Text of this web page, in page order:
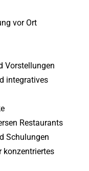
vor Ort
Vorstellungen
integratives
Restaurants
Schulungen
konzentriertes